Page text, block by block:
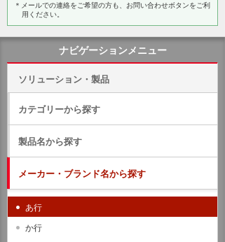
＊メールでの連絡をご希望の方も、お問い合わせボタンをご利
用ください。
ナビゲーションメニュー
ソリューション・製品
カテゴリーから探す
製品名から探す
メーカー・ブランド名から探す
あ行
か行